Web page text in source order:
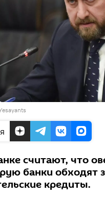
считают, что
банки обходят
кредиты.